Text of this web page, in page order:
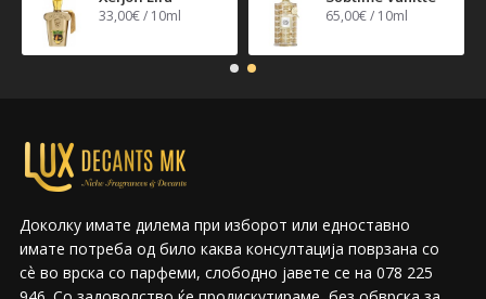
33,00€ / 10ml 65,00€ / 10ml
Доколку имате дилема при изборот или едноставно
имате потреба од било каква консултација поврзана со
сѐ во врска со парфеми, слободно јавете се на 078 225